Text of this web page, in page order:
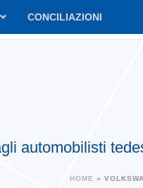
CONCILIAZIONI
automobilisti
HOME »